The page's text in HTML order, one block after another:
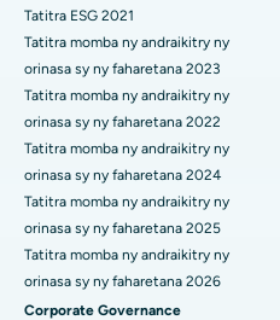
Hopitaly tsara indrindra ao
Kakinada
Hopitaly tsara indrindra ao
Hopitaly tsara indrindra ao
Hopitaly tsara indrindra ao
Hopitaly tsara indrindra ao
Hopitaly tsara indrindra any
Fanoloana lohalika manontolo
ERCP
Tatitra ESG 2021
Tatitra momba ny andraikitry ny
orinasa sy ny faharetana 2023
Tatitra momba ny andraikitry ny
orinasa sy ny faharetana 2022
Tatitra momba ny andraikitry ny
orinasa sy ny faharetana 2024
Tatitra momba ny andraikitry ny
orinasa sy ny faharetana 2025
Tatitra momba ny andraikitry ny
orinasa sy ny faharetana 2026
Corporate Governance